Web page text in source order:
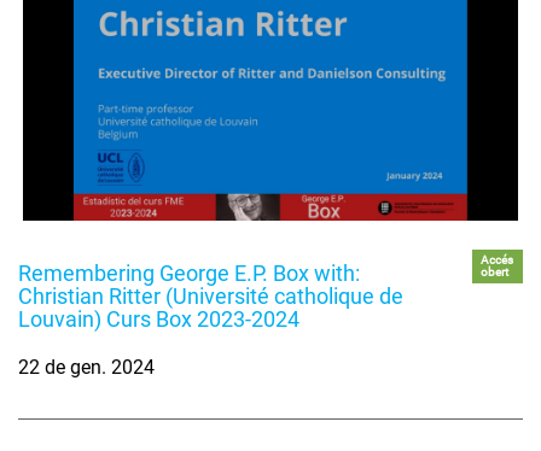
Remembering George E.P. Box with:
Christian Ritter (Université catholique de
Louvain) Curs Box 2023-2024
Accés
obert
22 de gen. 2024